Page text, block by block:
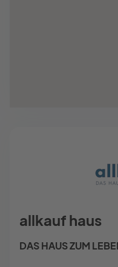
allkauf haus
DAS HAUS ZUM